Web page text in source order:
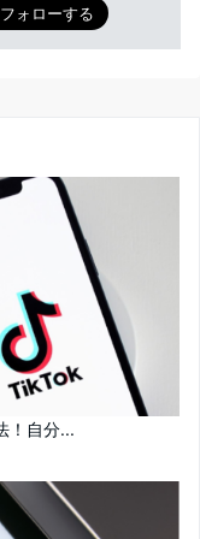
！自分...